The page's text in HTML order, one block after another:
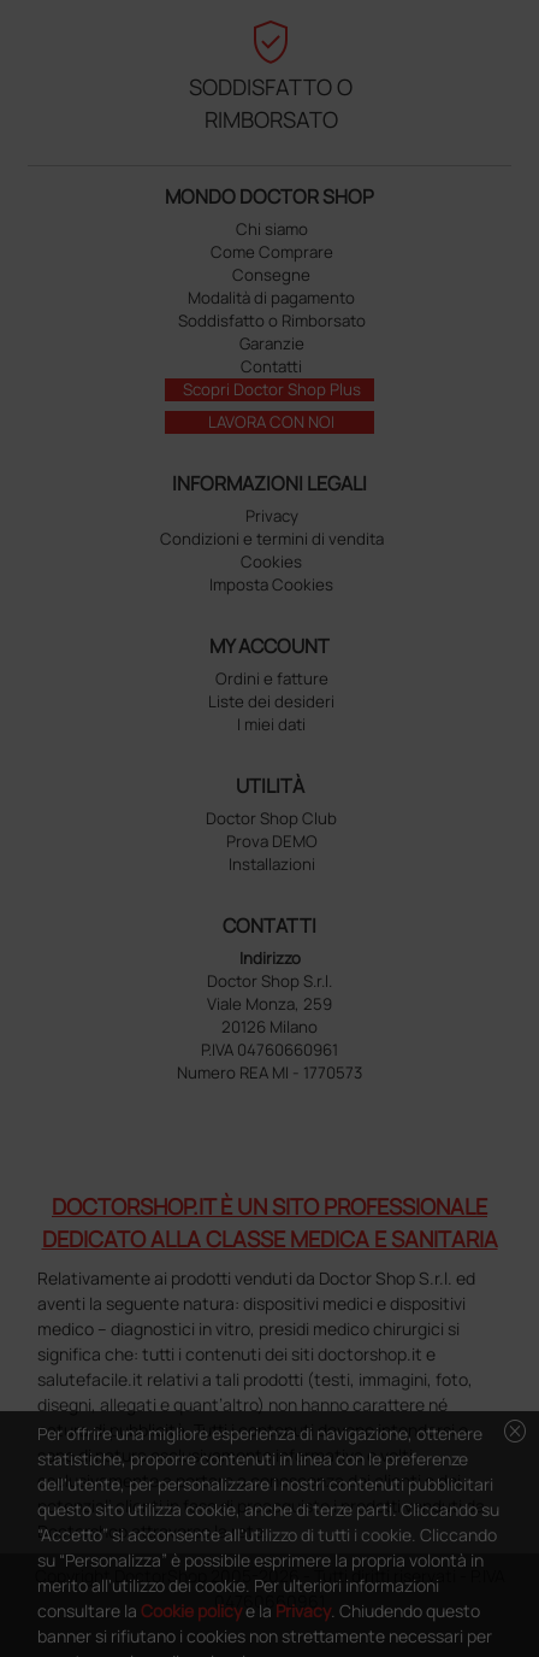
verified_user
SODDISFATTO O
RIMBORSATO
MONDO DOCTOR SHOP
Chi siamo
Come Comprare
Consegne
Modalità di pagamento
Soddisfatto o Rimborsato
Garanzie
Contatti
Scopri Doctor Shop Plus
LAVORA CON NOI
INFORMAZIONI LEGALI
Privacy
Condizioni e termini di vendita
Cookies
Imposta Cookies
MY ACCOUNT
Ordini e fatture
Liste dei desideri
I miei dati
UTILITÀ
Doctor Shop Club
Prova DEMO
Installazioni
CONTATTI
Indirizzo
Doctor Shop S.r.l.
Viale Monza, 259
20126 Milano
P.IVA 04760660961
Numero REA MI - 1770573
DOCTORSHOP.IT È UN SITO PROFESSIONALE
DEDICATO ALLA CLASSE MEDICA E SANITARIA
Relativamente ai prodotti venduti da Doctor Shop S.r.l. ed
aventi la seguente natura: dispositivi medici e dispositivi
medico – diagnostici in vitro, presidi medico chirurgici si
significa che: tutti i contenuti dei siti doctorshop.it e
salutefacile.it relativi a tali prodotti (testi, immagini, foto,
disegni, allegati e quant’altro) non hanno carattere né
natura di pubblicità. Tutti i contenuti devono intendersi e
sono di natura esclusivamente informativa e volti
esclusivamente a portare a conoscenza dei clienti e dei
potenziali clienti in fase di preacquisto i prodotti venduti da
Doctorshop attraverso la rete.
Copyright DoctorShop 2005-2026 - Tutti diritti riservati - P.IVA
04760660961
cancel
Per offrire una migliore esperienza di navigazione, ottenere
statistiche, proporre contenuti in linea con le preferenze
dell'utente, per personalizzare i nostri contenuti pubblicitari
questo sito utilizza cookie, anche di terze parti. Cliccando su
“Accetto” si acconsente all'utilizzo di tutti i cookie. Cliccando
su “Personalizza” è possibile esprimere la propria volontà in
merito all'utilizzo dei cookie. Per ulteriori informazioni
consultare la Cookie policye la Privacy. Chiudendo questo
banner si rifiutano i cookies non strettamente necessari per